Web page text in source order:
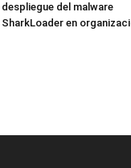
despliegue del malware
SharkLoader en